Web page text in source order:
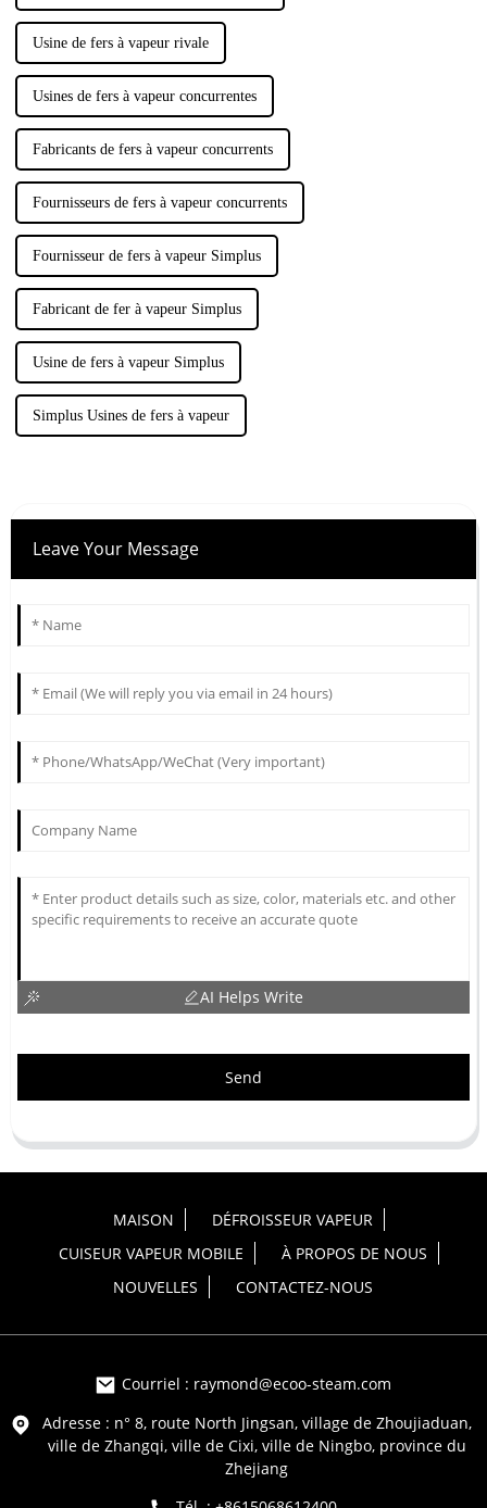
Usine de fers à vapeur rivale
Usines de fers à vapeur concurrentes
Fabricants de fers à vapeur concurrents
Fournisseurs de fers à vapeur concurrents
Fournisseur de fers à vapeur Simplus
Fabricant de fer à vapeur Simplus
Usine de fers à vapeur Simplus
Simplus Usines de fers à vapeur
Leave Your Message
AI Helps Write
Send
MAISON
DÉFROISSEUR VAPEUR
CUISEUR VAPEUR MOBILE
À PROPOS DE NOUS
NOUVELLES
CONTACTEZ-NOUS
Courriel : raymond@ecoo-steam.com
Adresse : n° 8, route North Jingsan, village de Zhoujiaduan,
ville de Zhangqi, ville de Cixi, ville de Ningbo, province du
Zhejiang